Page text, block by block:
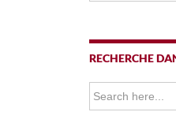
RECHERCHE
Search
for: